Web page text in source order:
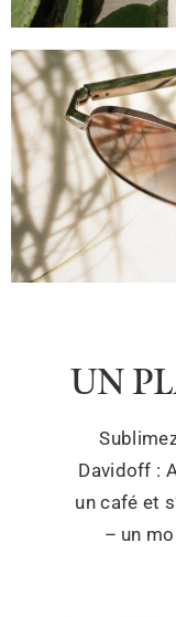
UN
Davidoff :
un café et
– un